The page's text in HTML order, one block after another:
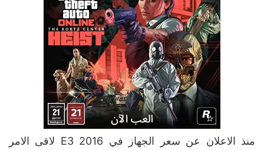
منذ الاعلان عن سعر الجهاز في E3 2016 لاقى الامر